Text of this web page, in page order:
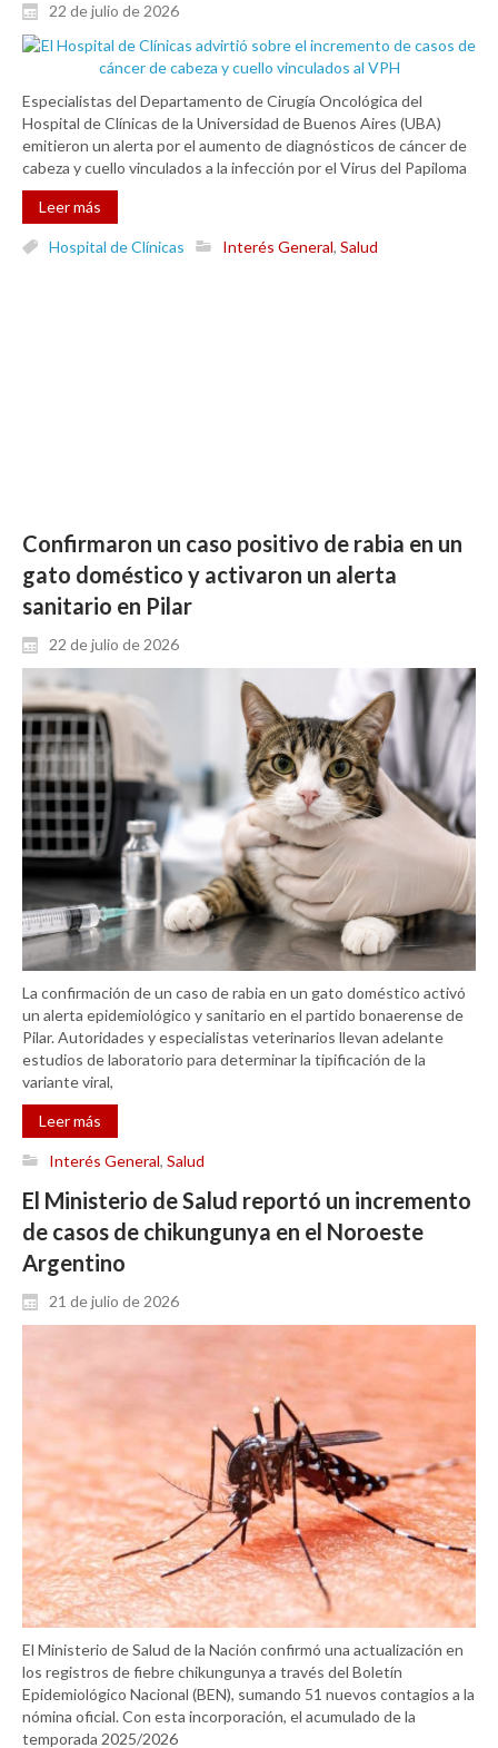
22 de julio de 2026
Especialistas del Departamento de Cirugía Oncológica del
Hospital de Clínicas de la Universidad de Buenos Aires (UBA)
emitieron un alerta por el aumento de diagnósticos de cáncer de
cabeza y cuello vinculados a la infección por el Virus del Papiloma
Leer más
Hospital de Clínicas Interés General, Salud
Confirmaron un caso positivo de rabia en un
gato doméstico y activaron un alerta
sanitario en Pilar
22 de julio de 2026
La confirmación de un caso de rabia en un gato doméstico activó
un alerta epidemiológico y sanitario en el partido bonaerense de
Pilar. Autoridades y especialistas veterinarios llevan adelante
estudios de laboratorio para determinar la tipificación de la
variante viral,
Leer más
Interés General, Salud
El Ministerio de Salud reportó un incremento
de casos de chikungunya en el Noroeste
Argentino
21 de julio de 2026
El Ministerio de Salud de la Nación confirmó una actualización en
los registros de fiebre chikungunya a través del Boletín
Epidemiológico Nacional (BEN), sumando 51 nuevos contagios a la
nómina oficial. Con esta incorporación, el acumulado de la
temporada 2025/2026